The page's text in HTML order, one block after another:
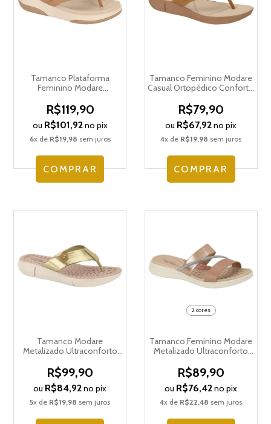
Tamanco Plataforma
Feminino Modare
7209.100.29611
R$119,90
ou R$101,92no pix
6x de R$19,98 sem juros
COMPRAR
Tamanco Feminino Modare
Casual Ortopédico Conforto
R$79,90
ou R$67,92no pix
4x de R$19,98 sem juros
COMPRAR
Tamanco Modare
Metalizado Ultraconforto
R$99,90
ou R$84,92no pix
5x de R$19,98 sem juros
2 cores
Tamanco Feminino Modare
Metalizado Ultraconforto
R$89,90
ou R$76,42no pix
4x de R$22,48 sem juros